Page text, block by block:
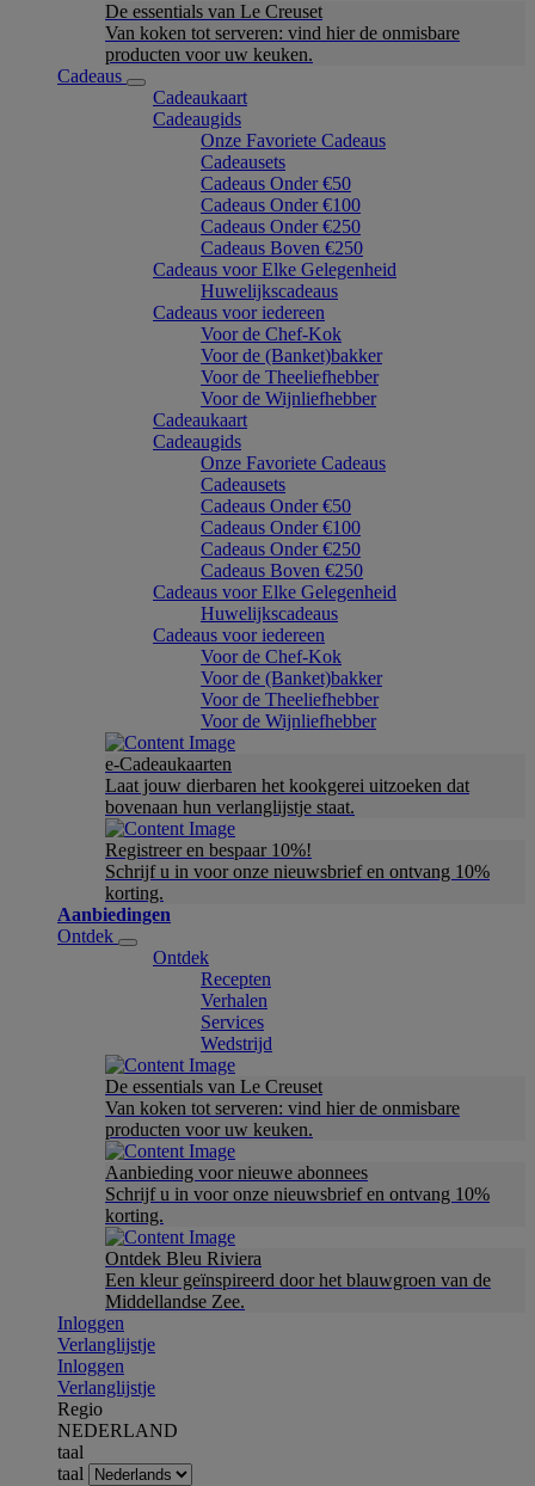
De essentials van Le Creuset
Van koken tot serveren: vind hier de onmisbare
producten voor uw keuken.
Cadeaus
Cadeaukaart
Cadeaugids
Onze Favoriete Cadeaus
Cadeausets
Cadeaus Onder €50
Cadeaus Onder €100
Cadeaus Onder €250
Cadeaus Boven €250
Cadeaus voor Elke Gelegenheid
Huwelijkscadeaus
Cadeaus voor iedereen
Voor de Chef-Kok
Voor de (Banket)bakker
Voor de Theeliefhebber
Voor de Wijnliefhebber
Cadeaukaart
Cadeaugids
Onze Favoriete Cadeaus
Cadeausets
Cadeaus Onder €50
Cadeaus Onder €100
Cadeaus Onder €250
Cadeaus Boven €250
Cadeaus voor Elke Gelegenheid
Huwelijkscadeaus
Cadeaus voor iedereen
Voor de Chef-Kok
Voor de (Banket)bakker
Voor de Theeliefhebber
Voor de Wijnliefhebber
e-Cadeaukaarten
Laat jouw dierbaren het kookgerei uitzoeken dat
bovenaan hun verlanglijstje staat.
Registreer en bespaar 10%!
Schrijf u in voor onze nieuwsbrief en ontvang 10%
korting.
Aanbiedingen
Ontdek
Ontdek
Recepten
Verhalen
Services
Wedstrijd
De essentials van Le Creuset
Van koken tot serveren: vind hier de onmisbare
producten voor uw keuken.
Aanbieding voor nieuwe abonnees
Schrijf u in voor onze nieuwsbrief en ontvang 10%
korting.
Ontdek Bleu Riviera
Een kleur geïnspireerd door het blauwgroen van de
Middellandse Zee.
Inloggen
Verlanglijstje
Inloggen
Verlanglijstje
Regio
NEDERLAND
taal
taal